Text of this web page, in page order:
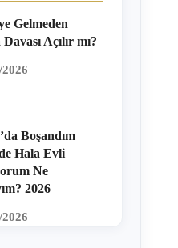
Gelmeden
Açılır mı?
Boşandım
Hala Evli
Ne
2026